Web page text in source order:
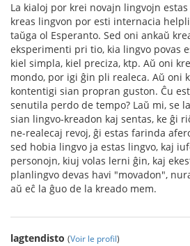
La kialoj por krei novajn lingvojn
kreas lingvon por esti internacia
taŭga ol Esperanto. Sed oni ankaŭ
eksperimenti pri tio, kia lingvo povas
kiel simpla, kiel preciza, ktp. Aŭ oni
mondo, por igi ĝin pli realeca. Aŭ oni
kontentigi sian propran guston. Ĉu
senutila perdo de tempo? Laŭ mi, se
sian lingvo-kreadon kaj sentas, ke ĝi
ne-realecaj revoj, ĝi estas farinda
sed hobia lingvo ja estas lingvo, kaj
personojn, kiuj volas lerni ĝin, kaj
planlingvo devas havi "movadon",
aŭ eĉ la ĝuo de la kreado mem.
lagtendisto (Voir le profil)